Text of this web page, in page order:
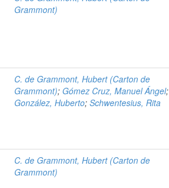
Grammont)
C. de Grammont, Hubert (Carton de
Grammont); Gómez Cruz, Manuel Ángel;
González, Huberto;Schwentesius, Rita
C. de Grammont, Hubert (Carton de
Grammont)